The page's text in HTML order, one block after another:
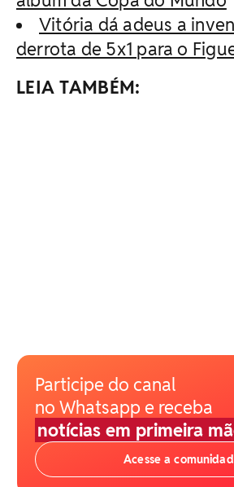
Vitória dá adeus a
derrota de 5x1 para o
LEIA TAMBÉM:
Participe do canal
no Whatsapp e receba
notícias em primeira
Acesse a